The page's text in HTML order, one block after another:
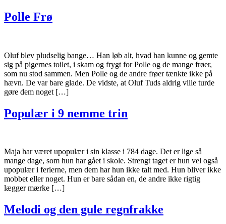
Polle Frø
Oluf blev pludselig bange… Han løb alt, hvad han kunne og gemte
sig på pigernes toilet, i skam og frygt for Polle og de mange frøer,
som nu stod sammen. Men Polle og de andre frøer tænkte ikke på
hævn. De var bare glade. De vidste, at Oluf Tuds aldrig ville turde
gøre dem noget […]
Populær i 9 nemme trin
Maja har været upopulær i sin klasse i 784 dage. Det er lige så
mange dage, som hun har gået i skole. Strengt taget er hun vel også
upopulær i ferierne, men dem har hun ikke talt med. Hun bliver ikke
mobbet eller noget. Hun er bare sådan en, de andre ikke rigtig
lægger mærke […]
Melodi og den gule regnfrakke